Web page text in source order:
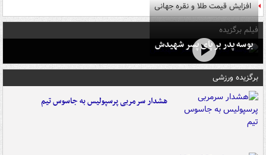
افزایش قیمت طلا و نقره جهانی
فیلم برگزیده
بوسه‌ پدر بر پای پسر شهیدش
برگزیده ورزشی
هشدار سرمربی پرسپولیس به جاسوس تیم